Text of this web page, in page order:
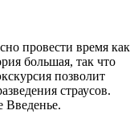
провести время как
большая, так что
позволит
страусов.
Введенье.